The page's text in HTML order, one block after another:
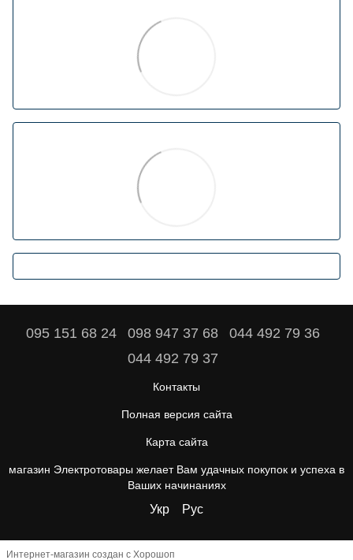
095 151 68 24 098 947 37 68
044 492 79 36
044 492 79 37
Контакты
Полная версия сайта
Карта сайта
магазин Электротовары желает Вам удачных покупок и успеха в
Ваших начинаниях
Укр Рус
Интернет-магазин создан с Хорошоп